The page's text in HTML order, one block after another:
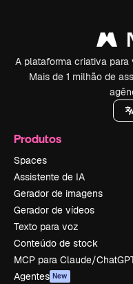
A plataforma criativa
Mais de 1 milhão de
Produtos
Spaces
Assistente de IA
Gerador de imagens
Gerador de vídeos
Texto para voz
Conteúdo de stock
MCP para Claude/
Agentes New